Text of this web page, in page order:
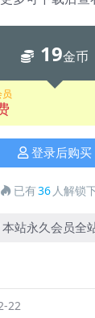
19金币
员
登录后购买
已有36 人解锁
本站永久会员全
22